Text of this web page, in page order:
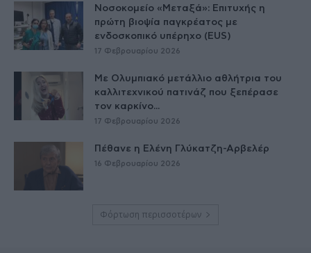
Νοσοκομείο «Μεταξά»: Επιτυχής η
πρώτη βιοψία παγκρέατος με
ενδοσκοπικό υπέρηχο (EUS)
17 Φεβρουαρίου 2026
Με Ολυμπιακό μετάλλιο αθλήτρια του
καλλιτεχνικού πατινάζ που ξεπέρασε
τον καρκίνο...
17 Φεβρουαρίου 2026
Πέθανε η Ελένη Γλύκατζη-Αρβελέρ
16 Φεβρουαρίου 2026
Φόρτωση περισσοτέρων